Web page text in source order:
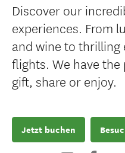
Discover our
experiences. From
and wine to thrilling
flights. We have
gift, share or enjoy.
Jetzt buchen